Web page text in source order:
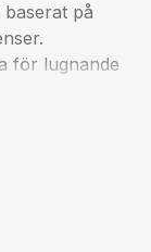
på
för lugnande